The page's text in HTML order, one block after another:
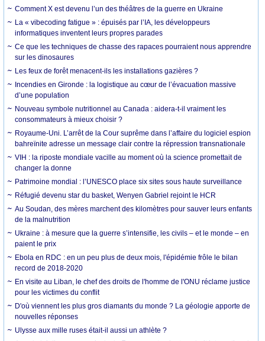
Comment X est devenu l’un des théâtres de la guerre en Ukraine
La « vibecoding fatigue » : épuisés par l’IA, les développeurs
informatiques inventent leurs propres parades
Ce que les techniques de chasse des rapaces pourraient nous apprendre
sur les dinosaures
Les feux de forêt menacent-ils les installations gazières ?
Incendies en Gironde : la logistique au cœur de l’évacuation massive
d’une population
Nouveau symbole nutritionnel au Canada : aidera-t-il vraiment les
consommateurs à mieux choisir ?
Royaume-Uni. L’arrêt de la Cour suprême dans l’affaire du logiciel espion
bahreïnite adresse un message clair contre la répression transnationale
VIH : la riposte mondiale vacille au moment où la science promettait de
changer la donne
Patrimoine mondial : l’UNESCO place six sites sous haute surveillance
Réfugié devenu star du basket, Wenyen Gabriel rejoint le HCR
Au Soudan, des mères marchent des kilomètres pour sauver leurs enfants
de la malnutrition
Ukraine : à mesure que la guerre s’intensifie, les civils – et le monde – en
paient le prix
Ebola en RDC : en un peu plus de deux mois, l'épidémie frôle le bilan
record de 2018-2020
En visite au Liban, le chef des droits de l'homme de l'ONU réclame justice
pour les victimes du conflit
D'où viennent les plus gros diamants du monde ? La géologie apporte de
nouvelles réponses
Ulysse aux mille ruses était-il aussi un athlète ?